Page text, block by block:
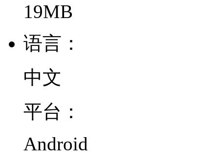
19MB
语言：
中文
平台：
Android